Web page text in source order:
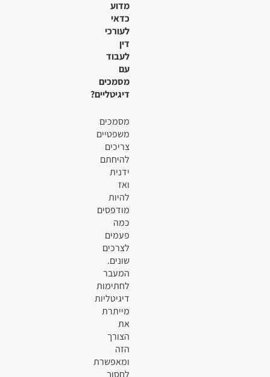
מדוע
כדאי
לעורכי
דין
לעבוד
עם
מסמכים
דיגיטליים?
מסמכים
משפטיים
צריכים
להיחתם
ידנית
ואז
להיות
מודפסים
כמה
פעמים
לצרכים
שונים.
המעבר
לחתימות
דיגיטליות
מייתרת
את
הצורך
הזה
ומאפשרת
לחסוך